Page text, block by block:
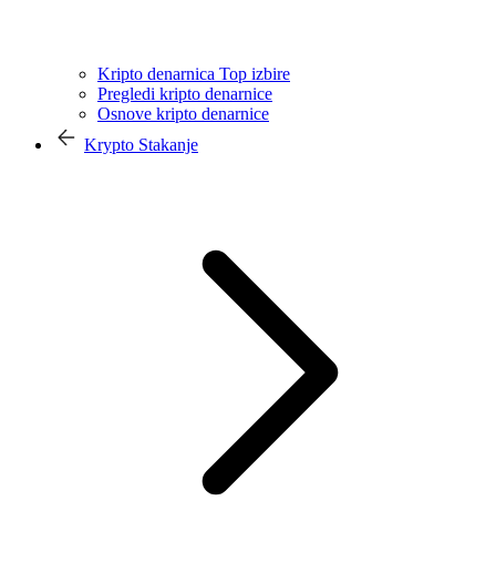
Kripto denarnica Top izbire
Pregledi kripto denarnice
Osnove kripto denarnice
Krypto Stakanje